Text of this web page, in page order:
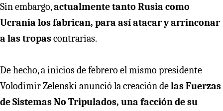
Sin embargo,actualmente tanto Rusia como
Ucrania los fabrican, para así atacar y arrinconar
a las tropascontrarias.
De hecho, a inicios de febrero el mismo presidente
Volodimir Zelenski anunció la creación delas Fuerzas
de Sistemas No Tripulados, una facción de su